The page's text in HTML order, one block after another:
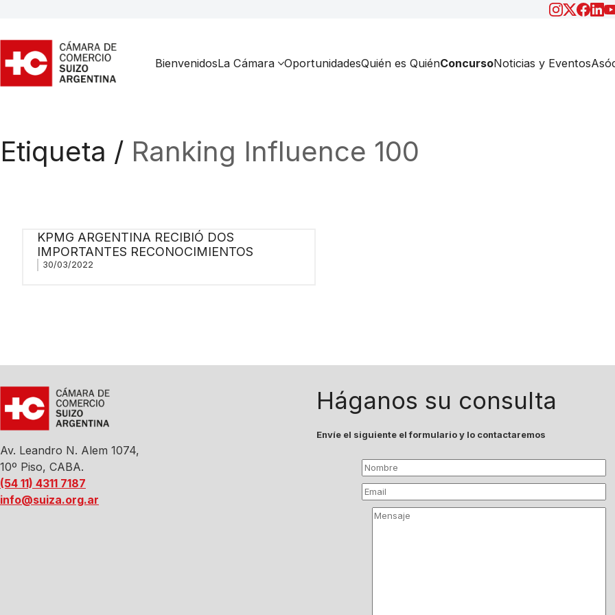
BienvenidosLa Cámara OportunidadesQuién es QuiénConcursoNoticias y Eventos
Etiqueta / Ranking Influence 100
KPMG ARGENTINA RECIBIÓ DOS
IMPORTANTES RECONOCIMIENTOS
30/03/2022
Av. Leandro N. Alem 1074,
10º Piso, CABA.
(54 11) 4311 7187
info@suiza.org.ar
Háganos su consulta
Envíe el siguiente el formulario y lo contactaremos